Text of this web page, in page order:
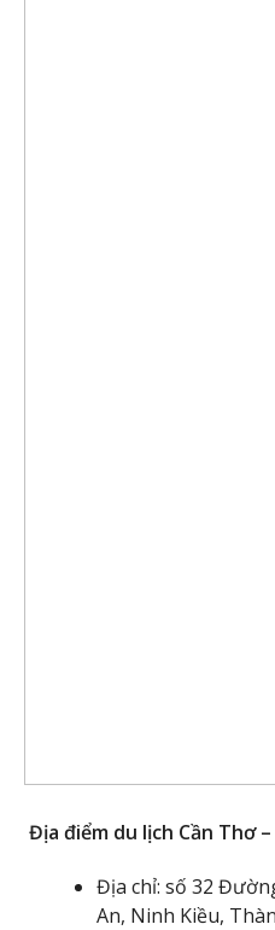
Địa điểm du lịch Cần Thơ
Địa chỉ: số 32
An, Ninh Kiều,